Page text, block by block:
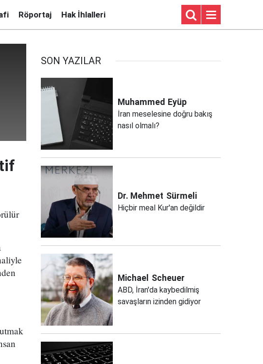
Röportaj Hak İhlalleri
SON YAZILAR
Muhammed Eyüp
İran meselesine doğru bakış
nasıl olmalı?
Dr. Mehmet Sürmeli
Hiçbir meal Kur'an değildir
Michael Scheuer
ABD, İran'da kaybedilmiş
savaşların izinden gidiyor